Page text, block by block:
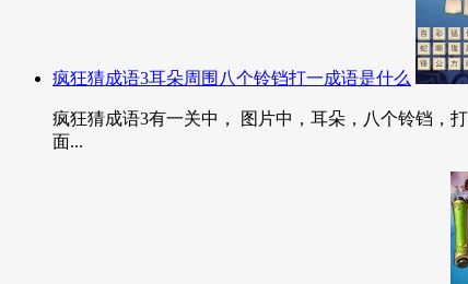
疯狂猜成语3耳朵周围八个铃铛打一成语是什么
疯狂猜成语3有一关中， 图片中，耳朵，八个铃铛，
面...